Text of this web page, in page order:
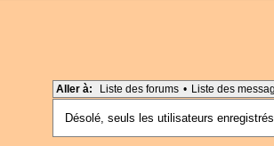
Aller à: Liste des forums • Liste des
Désolé, seuls les utilisateurs